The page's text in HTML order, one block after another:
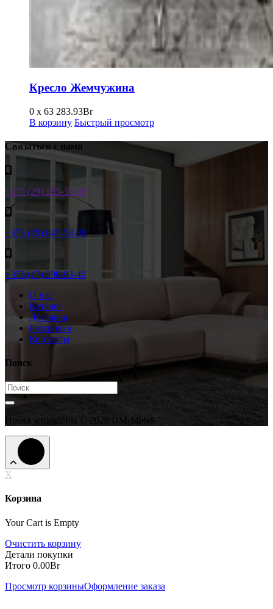
Кресло Жемчужина
0 x 63 283.93Br
В корзину Быстрый просмотр
Связаться с нами
+375 (29) 385-35-88
+375 (29) 847-58-88
+375 (17) 399-93-40
О нас
Каталог
Доставка
Рассрочка
Контакты
Поиск
Права защищены © 2026 DM-Mebel
X
Корзина
Your Cart is Empty
Очистить корзину
Детали покупки
Итого 0.00Br
Просмотр корзиныОформление заказа